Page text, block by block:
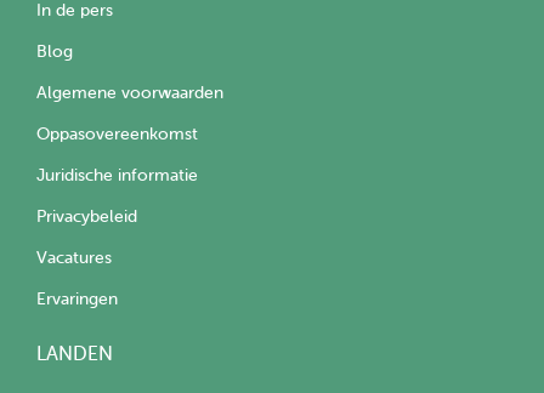
In de pers
Blog
Algemene voorwaarden
Oppasovereenkomst
Juridische informatie
Privacybeleid
Vacatures
Ervaringen
LANDEN